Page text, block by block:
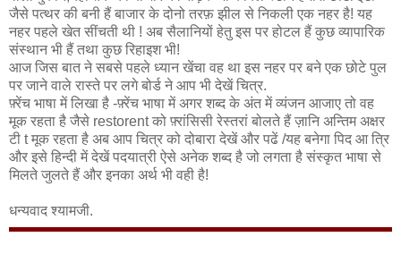
जैसे पत्थर की बनी हैं बाजार के दोनो तरफ़ झील से निकली एक नहर है! यह
नहर पहले खेत सींचती थी ! अब सैलानियों हेतु इस पर होटल हैं कुछ व्यापारिक
संस्थान भी हैं तथा कुछ रिहाइश भी!
आज जिस बात ने सबसे पहले ध्यान खेंचा वह था इस नहर पर बने एक छोटे पुल
पर जाने वाले रास्ते पर लगे बोर्ड ने आप भी देखें चित्र.
फ़्रेंच भाषा में लिखा है -फ़्रेंच भाषा में अगर शब्द के अंत में व्यंजन आजाए तो वह
मूक रहता है जैसे restorent को फ़्रांसिसी रेस्तरां बोलते हैं ज़ानि अन्तिम अक्षर
टी t मूक रहता है अब आप चित्र को दोबारा देखें और पढें /यह बनेगा पिद आ त्रि
और इसे हिन्दी में देखें पदयात्री ऐसे अनेक शब्द है जो लगता है संस्कृत भाषा से
मिलते जुलते हैं और इनका अर्थ भी वही है!
धन्यवाद श्यामजी.